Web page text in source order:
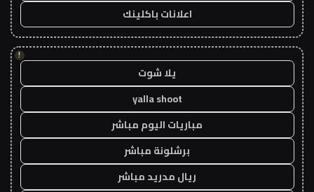
اعلانات باكلينك
!
يلا شوت
yalla shoot
مباريات اليوم مباشر
برشلونة مباشر
ريال مدريد مباشر